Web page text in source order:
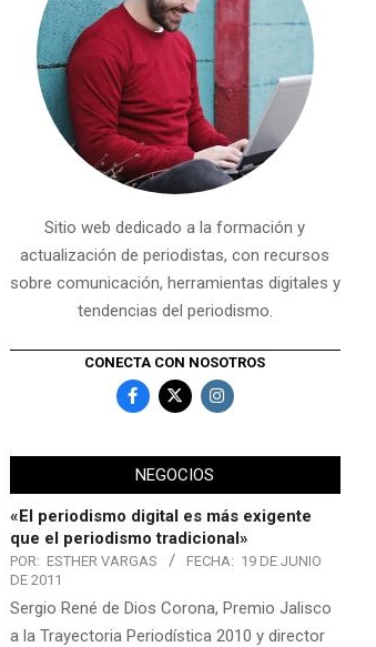
Sitio web dedicado a la formación y
actualización de periodistas, con recursos
sobre comunicación, herramientas digitales y
tendencias del periodismo.
CONECTA CON NOSOTROS
NEGOCIOS
«El periodismo digital es más exigente
que el periodismo tradicional»
POR: ESTHER VARGAS FECHA: 19 DE JUNIO
DE 2011
Sergio René de Dios Corona, Premio Jalisco
a la Trayectoria Periodística 2010 y director